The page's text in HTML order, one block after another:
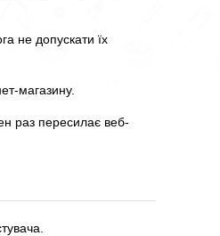
не допускати їх
магазину.
раз пересилає веб-